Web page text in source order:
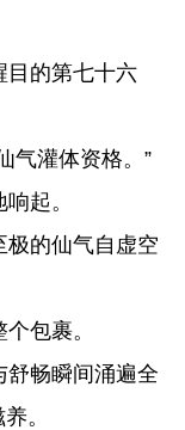
的第七十六
气灌体资格。”
起。
的仙气自虚空
包裹。
畅瞬间涌遍全
。